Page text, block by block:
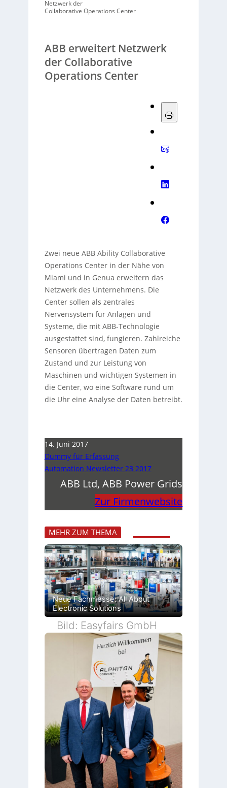
Netzwerk der
Collaborative Operations Center
ABB erweitert Netzwerk
der Collaborative
Operations Center
Zwei neue ABB Ability Collaborative
Operations Center in der Nähe von
Miami und in Genua erweitern das
Netzwerk des Unternehmens. Die
Center sollen als zentrales
Nervensystem für Anlagen und
Systeme, die mit ABB-Technologie
ausgestattet sind, fungieren. Zahlreiche
Sensoren übertragen Daten zum
Zustand und zur Leistung von
Maschinen und wichtigen Systemen in
die Center, wo eine Software rund um
die Uhr eine Analyse der Daten betreibt.
14. Juni 2017
Dummy für Erfassung
Automation Newsletter 23 2017
ABB Ltd, ABB Power Grids
Zur Firmenwebsite
MEHR ZUM THEMA
Neue Fachmesse: All About
Electronic Solutions
Bild: Easyfairs GmbH